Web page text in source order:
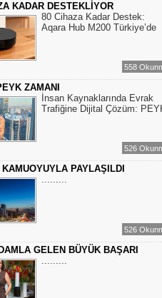
Çiğdem Yorgancıoğlu
İkilikli ve İkircikli Tabiat Diyalektiğinde
Mobius Spiral Mucizeler, Akış ve
Döngüsünün Bilgeliği...
BİR ROMAN DAHA
EMİR EMİRHANOĞLU
MACİT SOYDAN
BİR KEDİNİN GÖZLERİNE
KADAR DESTEKLİYOR
80 Cihaza Kadar Destek:
Aqara Hub M200 Türkiye’de
558
ZAMANI
İnsan Kaynaklarında Evrak
Trafiğine Dijital Çözüm:
526
PAYLAŞILDI
.........
526
GELEN BÜYÜK BAŞARI
.........